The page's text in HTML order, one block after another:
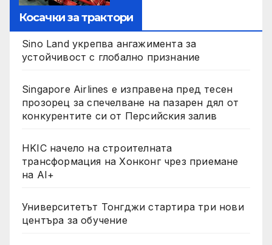
Косачки за трактори
Sino Land укрепва ангажимента за
устойчивост с глобално признание
Singapore Airlines е изправена пред тесен
прозорец за спечелване на пазарен дял от
конкурентите си от Персийския залив
HKIC начело на строителната
трансформация на Хонконг чрез приемане
на AI+
Университетът Тонгджи стартира три нови
центъра за обучение